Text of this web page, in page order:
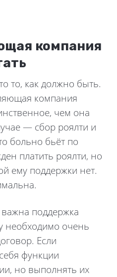
компания
то, как должно быть.
компания
чем она
— сбор роялти и
больно бьёт по
платить роялти, но
ему поддержки нет.
поддержка
необходимо очень
Если
функции
но выполнять их